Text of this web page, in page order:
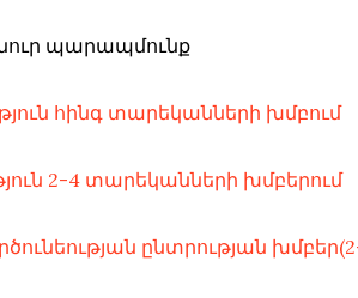
պարապմունք
հինգ տարեկանների խմբում
2-4 տարեկանների խմբերում
ընտրության